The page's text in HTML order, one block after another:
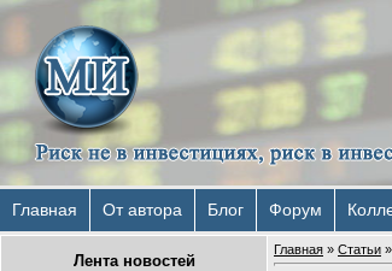
Главная От автора Блог Форум
Лента новостей
Главная » Статьи »